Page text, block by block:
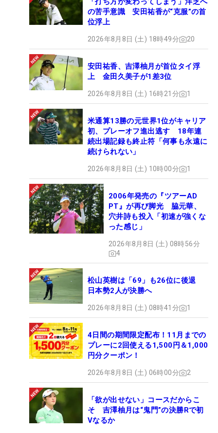
の苦手意識 安田祐香が“克服”の首
位浮上
2026年8月8日 (土) 18時49分 20
安田祐香、吉澤柚月が首位タイ浮
上 金田久美子が1差3位
2026年8月8日 (土) 16時21分 1
米通算13勝の元世界1位がキャリア
初、プレーオフ進出逃す 18年連
続出場記録も終止符「何事も永遠に
続けられない」
2026年8月8日 (土) 10時00分 1
2006年発売の『ツアーAD
PT』が再び脚光 脇元華、
穴井詩も投入「初速が強くな
った感じ」
2026年8月8日 (土) 08時56分
4
松山英樹は「69」も26位に後退
日本勢2人が決勝へ
2026年8月8日 (土) 08時41分 1
4日間の期間限定配布！11月までの
プレーに2回使える1,500円＆1,000
円分クーポン！
2026年8月8日 (土) 06時00分 2
「欲が出せない」コースだからこ
そ 吉澤柚月は“鬼門”の決勝Rで初
Vなるか